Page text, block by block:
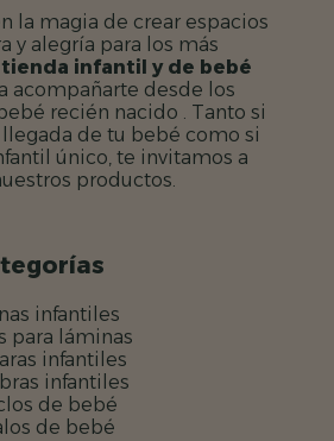
la magia de crear espacios
y alegría para los más
tienda infantil y de bebé
acompañarte desde los
recién nacido . Tanto si
de tu bebé como si
único, te invitamos a
productos.
infantiles
para láminas
infantiles
infantiles
de bebé
de bebé